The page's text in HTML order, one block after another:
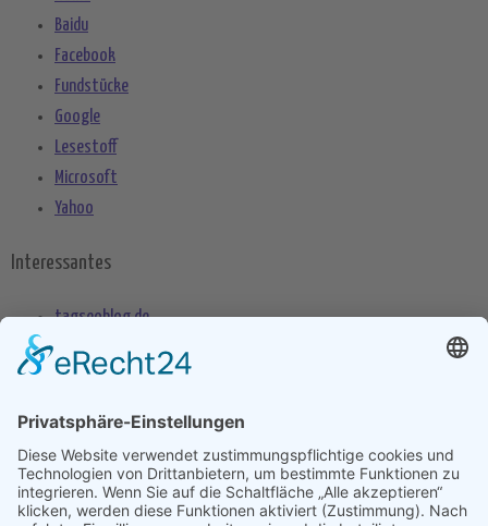
Baidu
Facebook
Fundstücke
Google
Lesestoff
Microsoft
Yahoo
Interessantes
tagseoblog.de
SEO Blog
seo-trainee.de
seokratie.de